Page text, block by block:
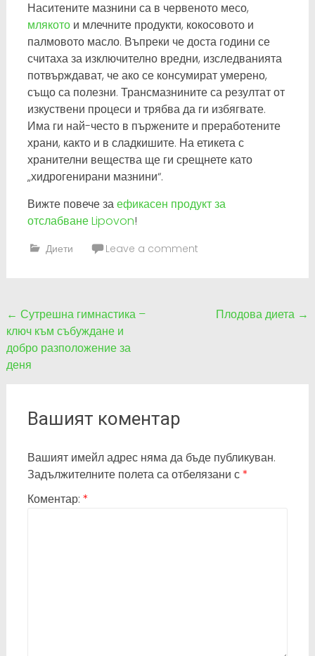
Наситените мазнини са в червеното месо,
млякотои млечните продукти, кокосовото и
палмовото масло. Въпреки че доста години се
считаха за изключително вредни, изследванията
потвърждават, че ако се консумират умерено,
също са полезни. Трансмазнините са резултат от
изкуствени процеси и трябва да ги избягвате.
Има ги най-често в пържените и преработените
храни, както и в сладкишите. На етикета с
хранителни вещества ще ги срещнете като
„хидрогенирани мазнини“.
Вижте повече заефикасен продукт за
отслабване Lipovon!
Диети Leave a comment
Post
navigation
← Сутрешна гимнастика –
ключ към събуждане и
добро разположение за
деня
Плодова диета →
Вашият коментар
Вашият имейл адрес няма да бъде публикуван.
Задължителните полета са отбелязани с*
Коментар: *